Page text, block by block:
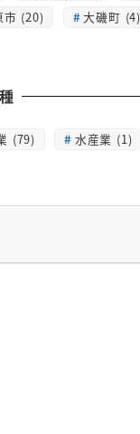
市 (20) 大磯町 (4)
(79) 水産業 (1)